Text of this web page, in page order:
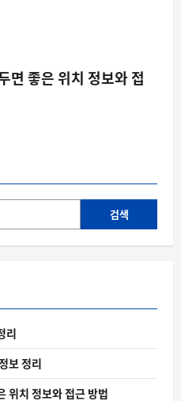
면 좋은 위치 정보와 접
검색
리
보 정리
위치 정보와 접근 방법